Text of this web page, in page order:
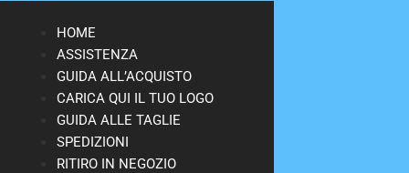
HOME
ASSISTENZA
GUIDA ALL’ACQUISTO
CARICA QUI IL TUO LOGO
GUIDA ALLE TAGLIE
SPEDIZIONI
RITIRO IN NEGOZIO